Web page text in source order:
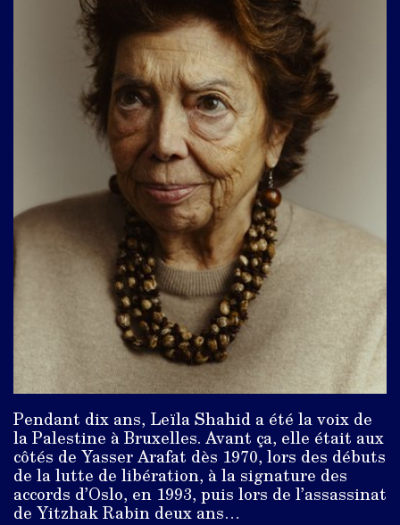
Pendant dix ans, Leïla Shahid a été la voix de
la Palestine à Bruxelles. Avant ça, elle était aux
côtés de Yasser Arafat dès 1970, lors des débuts
de la lutte de libération, à la signature des
accords d’Oslo, en 1993, puis lors de l’assassinat
de Yitzhak Rabin deux ans…